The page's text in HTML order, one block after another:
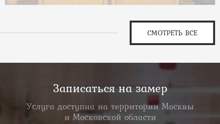
СМОТРЕТЬ ВСЕ
Записаться на замер
Услуга доступна на территории Москвы
и Московской области